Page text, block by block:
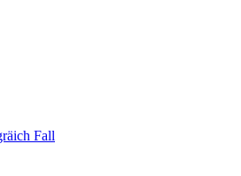
Fall